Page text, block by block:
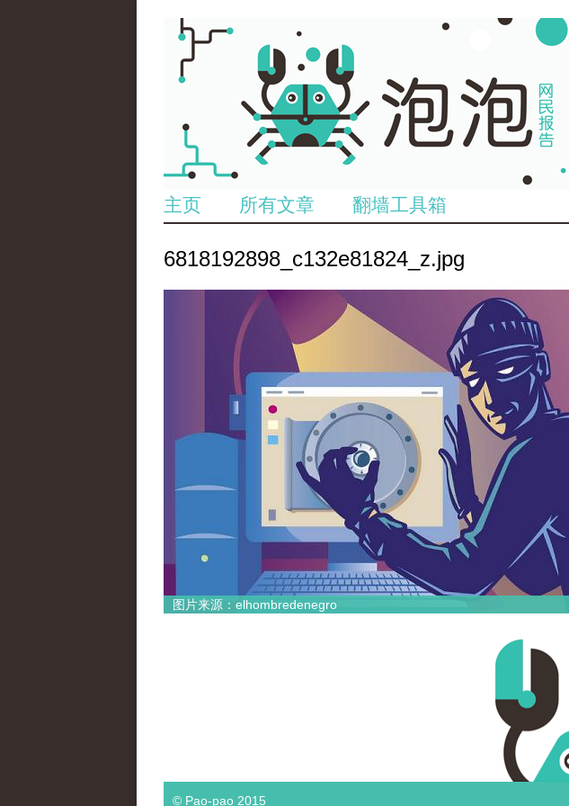
主页 所有文章 翻墙工具箱
6818192898_c132e81824_z.jpg
图片来源：elhombredenegro
© Pao-pao 2015